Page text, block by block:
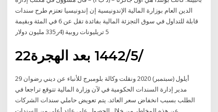
الدين العام بوزارة المالية الإندونيسية إن إندونيسيا تعتزم طرح سندات
قابلة للتداول في سوق التجزئة المالية بفائدة تقل عن 6 في المئة وبقيمة
5 تريليونات روبية (4ر335 مليون دولار
22‏‏/5‏‏/1442 بعد الهجرة
29 أيلول (سبتمبر) 2020 ونقلت وكالة بلومبرج للأنباء عن ديني رضوان
مدير إدارة السندات الحكومية في لآن وزارة المالية تتوقع تراجعا في
الطلب بسبب انخفاض سعر العائد. يتم تعويض حاملي سندات الشركات